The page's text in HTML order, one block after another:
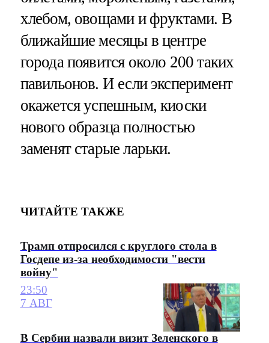
хлебом, овощами и фруктами. В
ближайшие месяцы в центре
города появится около 200 таких
павильонов. И если эксперимент
окажется успешным, киоски
нового образца полностью
заменят старые ларьки.
ЧИТАЙТЕ ТАКЖЕ
Трамп отпросился с круглого стола в
Госдепе из-за необходимости "вести
войну"
23:50
7 АВГ
В Сербии назвали визит Зеленского в